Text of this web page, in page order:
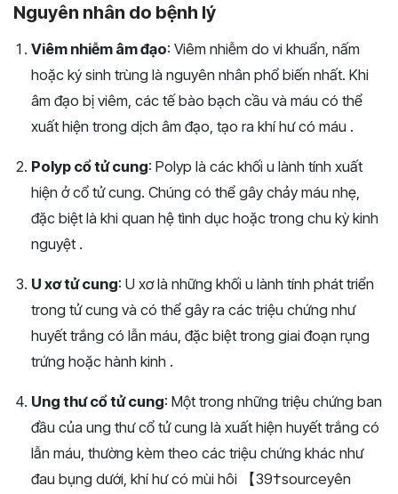
Nguyên nhân do bệnh lý
Viêm nhiễm âm đạo: Viêm nhiễm do vi khuẩn, nấm
hoặc ký sinh trùng là nguyên nhân phổ biến nhất. Khi
âm đạo bị viêm, các tế bào bạch cầu và máu có thể
xuất hiện trong dịch âm đạo, tạo ra khí hư có máu .
Polyp cổ tử cung: Polyp là các khối u lành tính xuất
hiện ở cổ tử cung. Chúng có thể gây chảy máu nhẹ,
đặc biệt là khi quan hệ tình dục hoặc trong chu kỳ kinh
nguyệt .
U xơ tử cung: U xơ là những khối u lành tính phát triển
trong tử cung và có thể gây ra các triệu chứng như
huyết trắng có lẫn máu, đặc biệt trong giai đoạn rụng
trứng hoặc hành kinh .
Ung thư cổ tử cung: Một trong những triệu chứng ban
đầu của ung thư cổ tử cung là xuất hiện huyết trắng có
lẫn máu, thường kèm theo các triệu chứng khác như
đau bụng dưới, khí hư có mùi hôi 【39†source​yên